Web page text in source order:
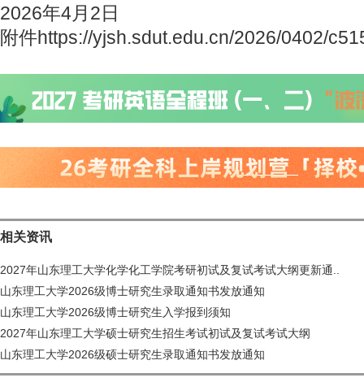
2026年4月2日
附件https://yjsh.sdut.edu.cn/2026/0402/
相关资讯
2027年山东理工大学化学化工学院考研初试及复试考试大纲更新通..
山东理工大学2026级博士研究生录取通知书发放通知
山东理工大学2026级博士研究生入学报到须知
2027年山东理工大学硕士研究生招生考试初试及复试考试大纲
山东理工大学2026级硕士研究生录取通知书发放通知